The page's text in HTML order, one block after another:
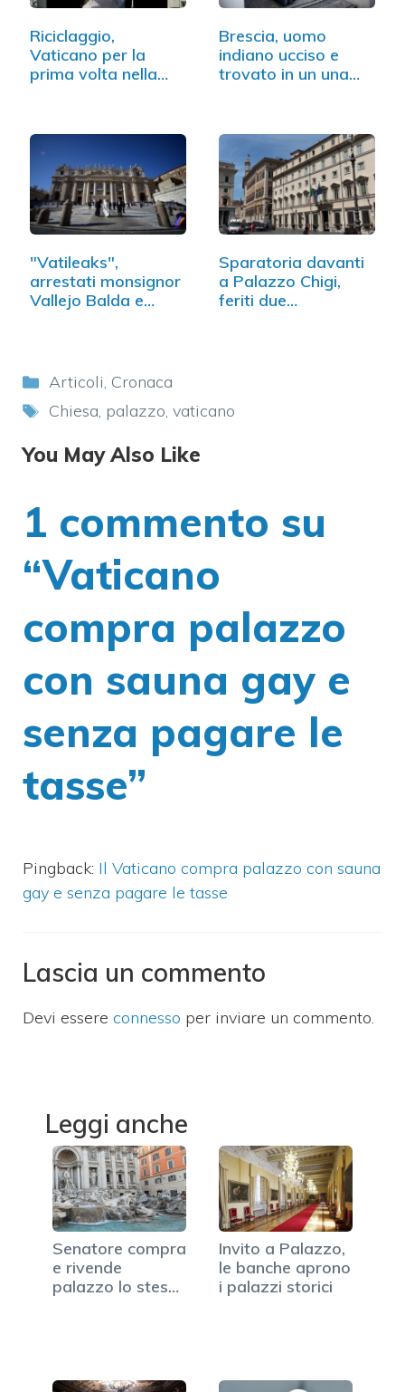
Riciclaggio,
Vaticano per la
prima volta nella
Brescia, uomo
indiano ucciso e
trovato in un una
"Vatileaks",
arrestati monsignor
Vallejo Balda e…
Sparatoria davanti
a Palazzo Chigi,
feriti due…
Categorie
Articoli, Cronaca
Tag
Chiesa, palazzo, vaticano
You May Also Like
1 commento su
“Vaticano
compra palazzo
con sauna gay e
senza pagare le
tasse”
Pingback: Il Vaticano compra palazzo con sauna
gay e senza pagare le tasse
Lascia un commento
Devi essere connesso per inviare un commento.
Leggi anche
Senatore compra
e rivende
palazzo lo stesso
Invito a Palazzo,
le banche aprono
i palazzi storici